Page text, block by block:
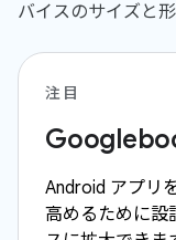
バイスのサイズと
注目
Android アプリ
高めるために設